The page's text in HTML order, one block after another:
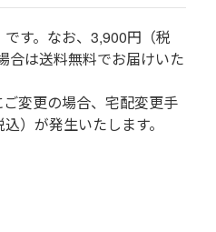
す。なお、3,900円（税
合は送料無料でお届けいた
変更の場合、宅配変更手
）が発生いたします。